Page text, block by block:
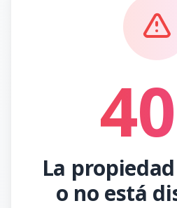
La
o no está